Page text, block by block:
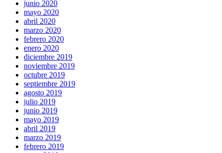
junio 2020
mayo 2020
abril 2020
marzo 2020
febrero 2020
enero 2020
diciembre 2019
noviembre 2019
octubre 2019
septiembre 2019
agosto 2019
julio 2019
junio 2019
mayo 2019
abril 2019
marzo 2019
febrero 2019